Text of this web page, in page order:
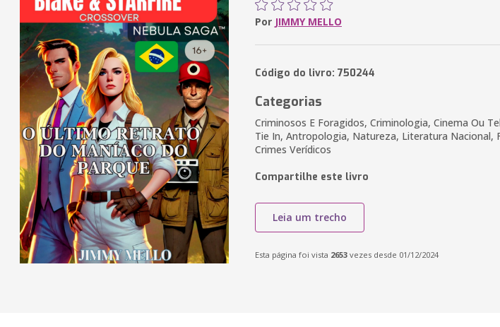
Por JIMMY MELLO
Código do livro: 750244
Categorias
Criminosos E Foragidos, Criminologia, Cinema Ou
Tie In, Antropologia, Natureza, Literatura Nacional,
Crimes Verídicos
Compartilhe este livro
Leia um trecho
Esta página foi vista 2653 vezes desde 01/12/2024